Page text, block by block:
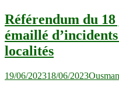
Référendum du
émaillé
localités
19/06/202318/06/2023